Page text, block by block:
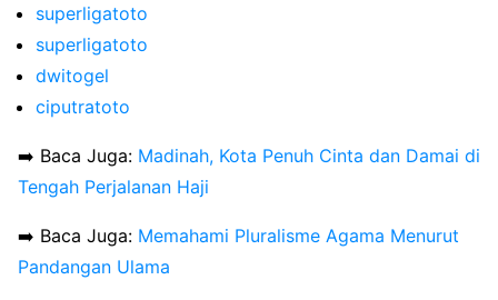
superligatoto
superligatoto
dwitogel
ciputratoto
➡️ Baca Juga: Madinah, Kota Penuh Cinta dan Damai di
Tengah Perjalanan Haji
➡️ Baca Juga: Memahami Pluralisme Agama Menurut
Pandangan Ulama